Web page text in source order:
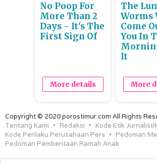
No Poop For
More Than 2
Days - It's The
First Sign Of
More details
The
Worms
Come
You In
It
More
Copyright © 2020 porostimur.com All Rights
Tentang Kami
Redaksi
Kode Etik
Kode Perilaku Perusahaan Pers
Pedoman
Pedoman Pemberitaan Ramah Anak